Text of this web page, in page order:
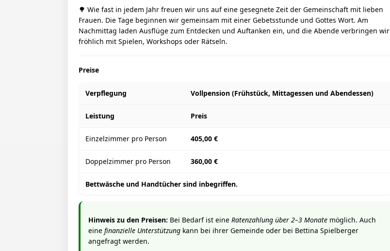
🌳 Wie fast in jedem Jahr freuen wir uns auf eine gesegnete Zeit der Gemeinschaft mit lieben
Frauen. Die Tage beginnen wir gemeinsam mit einer Gebetsstunde und Gottes Wort. Am
Nachmittag laden Ausflüge zum Entdecken und Auftanken ein, und die Abende verbringen wir
fröhlich mit Spielen, Workshops oder Rätseln.
Preise
Verpflegung Vollpension (Frühstück, Mittagessen und Abendessen)
Leistung Preis
Einzelzimmer pro Person 405,00 €
Doppelzimmer pro Person 360,00 €
Bettwäsche und Handtücher sind inbegriffen.
Hinweis zu den Preisen: Bei Bedarf ist eine Ratenzahlung über 2–3 Monate möglich. Auch
eine finanzielle Unterstützung kann bei ihrer Gemeinde oder bei Bettina Spielberger
angefragt werden.